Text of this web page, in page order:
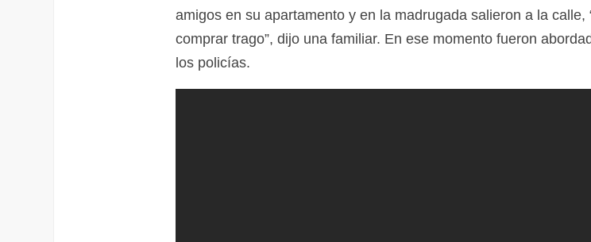
amigos en su apartamento y en la madrugada salieron a la calle,
comprar trago”, dijo una familiar. En ese momento fueron
los policías.